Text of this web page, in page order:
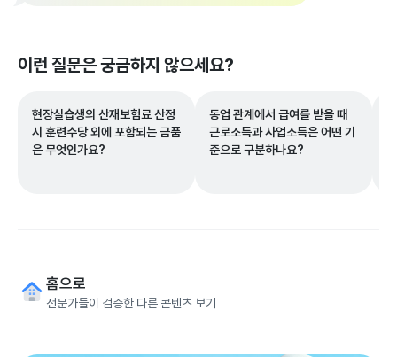
이런 질문은 궁금하지 않으세요?
현장실습생의 산재보험료 산정
시 훈련수당 외에 포함되는 금품
은 무엇인가요?
동업 관계에서 급여를 받을 때
근로소득과 사업소득은 어떤 기
준으로 구분하나요?
홈으로
전문가들이 검증한 다른 콘텐츠 보기